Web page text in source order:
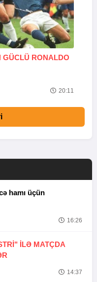
GÜCLÜ RONALDO
20:11
hamı üçün
16:26
İLƏ MATÇDA
14:37